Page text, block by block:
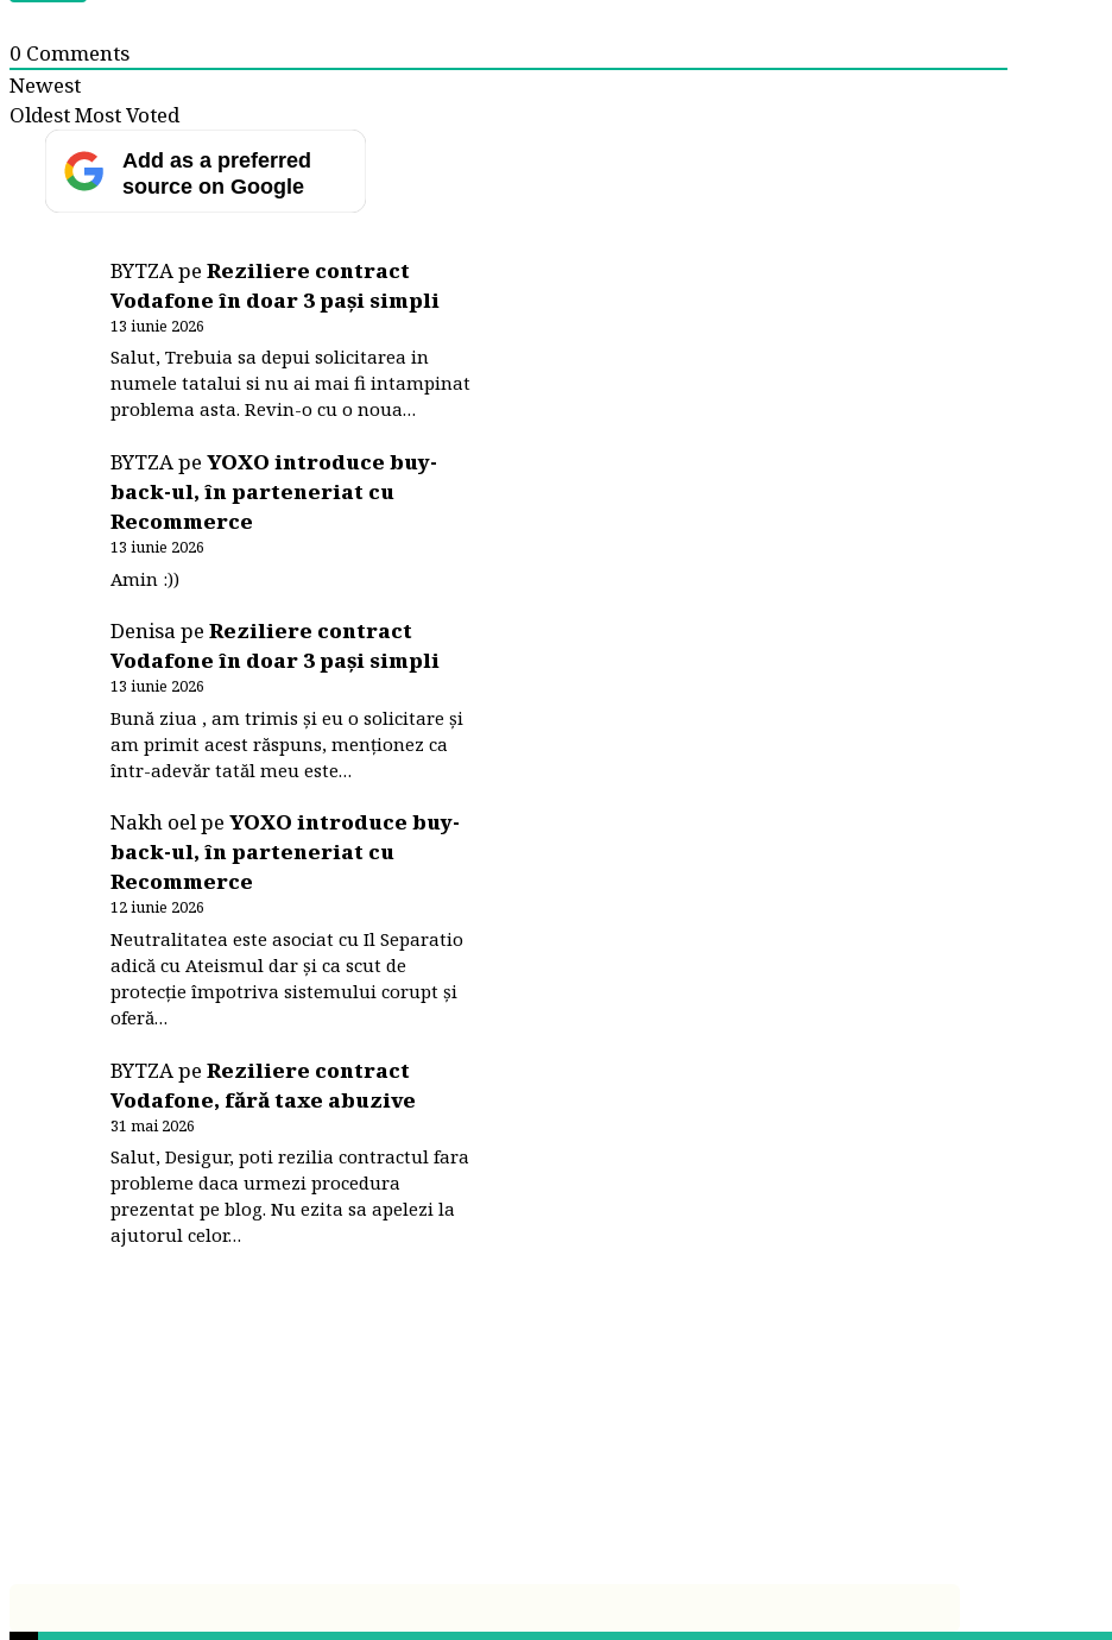
0 Comments
Newest
OldestMost Voted
Add as a preferred
source on Google
BYTZApeReziliere contract
Vodafone în doar 3 pași simpli
13 iunie 2026
Salut, Trebuia sa depui solicitarea in
numele tatalui si nu ai mai fi intampinat
problema asta. Revin-o cu o noua…
BYTZApeYOXO introduce buy-
back-ul, în parteneriat cu
Recommerce
13 iunie 2026
Amin :))
DenisapeReziliere contract
Vodafone în doar 3 pași simpli
13 iunie 2026
Bună ziua , am trimis și eu o solicitare și
am primit acest răspuns, menționez ca
într-adevăr tatăl meu este…
Nakh oelpeYOXO introduce buy-
back-ul, în parteneriat cu
Recommerce
12 iunie 2026
Neutralitatea este asociat cu Il Separatio
adică cu Ateismul dar și ca scut de
protecție împotriva sistemului corupt și
oferă…
BYTZApeReziliere contract
Vodafone, fără taxe abuzive
31 mai 2026
Salut, Desigur, poti rezilia contractul fara
probleme daca urmezi procedura
prezentat pe blog. Nu ezita sa apelezi la
ajutorul celor…